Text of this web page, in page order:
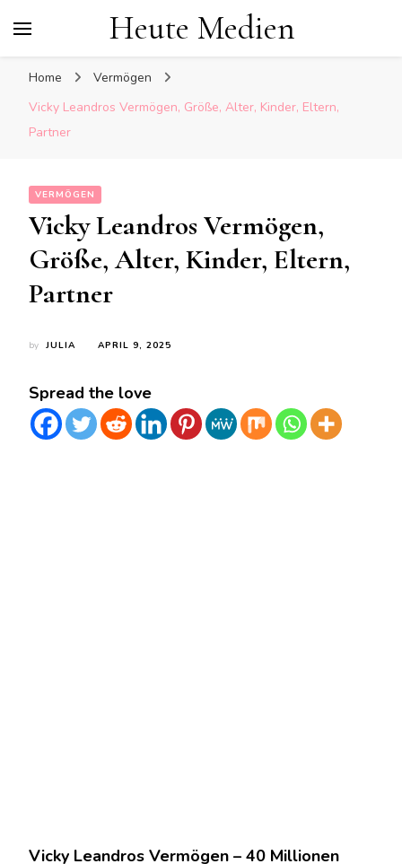
Heute Medien
Home
Vermögen
Vicky Leandros Vermögen, Größe, Alter, Kinder, Eltern,
Partner
VERMÖGEN
Vicky Leandros Vermögen,
Größe, Alter, Kinder, Eltern,
Partner
by JULIA APRIL 9, 2025
Spread the love
Vicky Leandros Vermögen – 40 Millionen